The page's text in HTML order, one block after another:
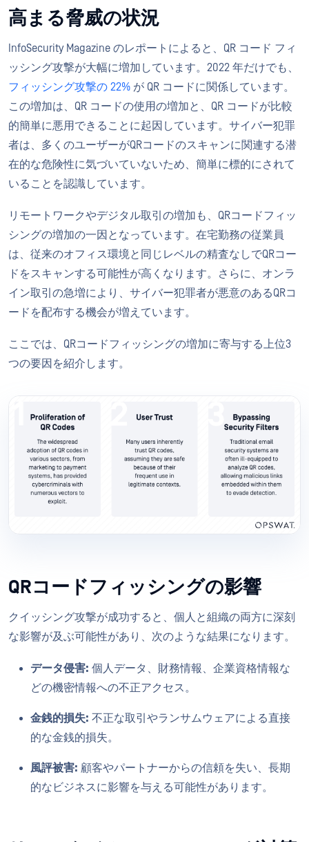
高まる脅威の状況
InfoSecurity Magazine のレポートによると、QR コード フィ
ッシング攻撃が大幅に増加しています。2022 年だけでも、
フィッシング攻撃の 22% が QR コードに関係しています。
この増加は、QR コードの使用の増加と、QR コードが比較
的簡単に悪用できることに起因しています。サイバー犯罪
者は、多くのユーザーがQRコードのスキャンに関連する潜
在的な危険性に気づいていないため、簡単に標的にされて
いることを認識しています。
リモートワークやデジタル取引の増加も、QRコードフィッ
シングの増加の一因となっています。在宅勤務の従業員
は、従来のオフィス環境と同じレベルの精査なしでQRコー
ドをスキャンする可能性が高くなります。さらに、オンラ
イン取引の急増により、サイバー犯罪者が悪意のあるQRコ
ードを配布する機会が増えています。
ここでは、QRコードフィッシングの増加に寄与する上位3
つの要因を紹介します。
QRコードフィッシングの影響
クイッシング攻撃が成功すると、個人と組織の両方に深刻
な影響が及ぶ可能性があり、次のような結果になります。
データ侵害: 個人データ、財務情報、企業資格情報な
どの機密情報への不正アクセス。
金銭的損失: 不正な取引やランサムウェアによる直接
的な金銭的損失。
風評被害: 顧客やパートナーからの信頼を失い、長期
的なビジネスに影響を与える可能性があります。